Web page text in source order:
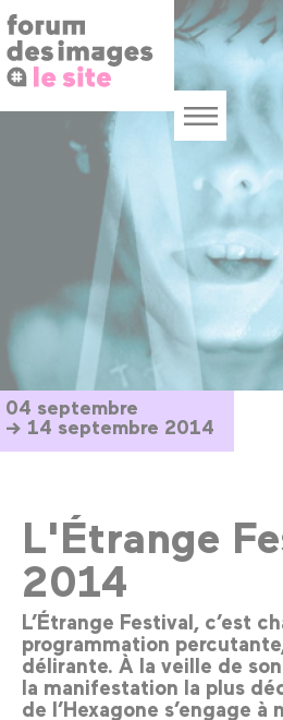
Panneau de gestion des cookies
au
contenu
principal
Menu
04 septembre
→ 14 septembre 2014
L'Étrange
2014
L’Étrange Festival, c’est
programmation
délirante. À la veille de
la manifestation la plus
de l’Hexagone s’engage à